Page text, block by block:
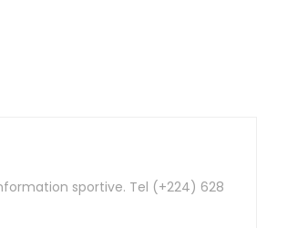
sportive. Tel (+224) 628